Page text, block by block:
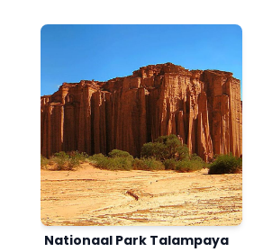
Nationaal Park Talampaya